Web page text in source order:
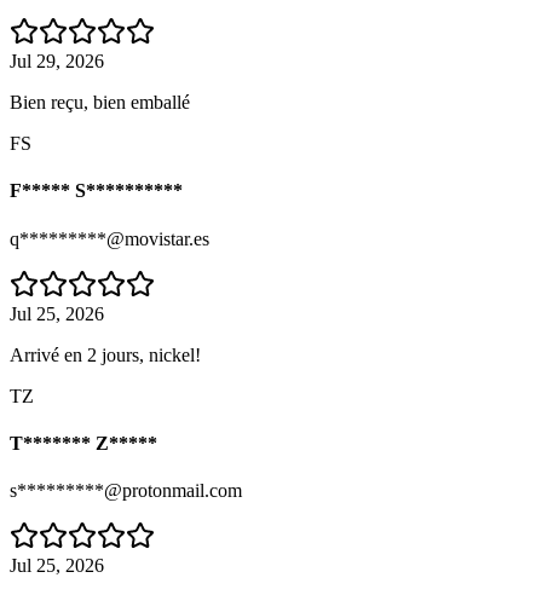
Jul 29, 2026
Bien reçu, bien emballé
FS
F***** S**********
q*********@movistar.es
Jul 25, 2026
Arrivé en 2 jours, nickel!
TZ
T******* Z*****
s*********@protonmail.com
Jul 25, 2026